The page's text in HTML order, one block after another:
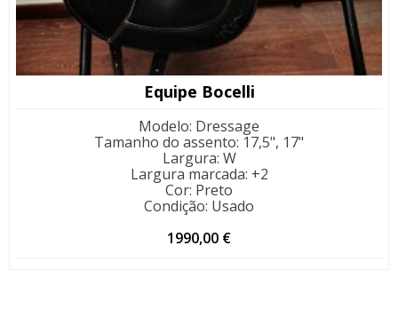
Equipe Bocelli
Modelo: Dressage
Tamanho do assento: 17,5", 17"
Largura: W
Largura marcada: +2
Cor: Preto
Condição: Usado
1990,00 €